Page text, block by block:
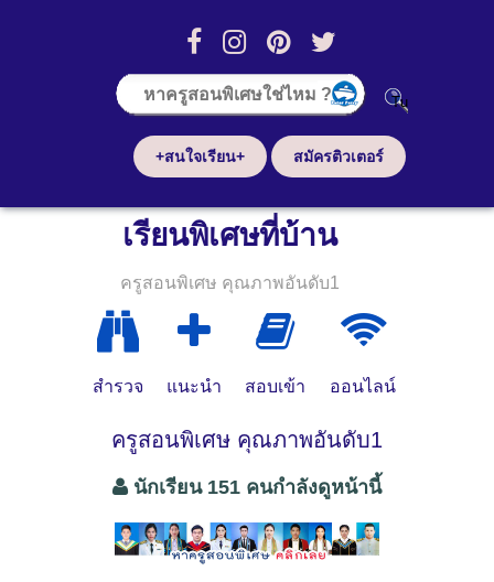
+สนใจเรียน+ สมัครติวเตอร์
เรียนพิเศษที่บ้าน
ครูสอนพิเศษ คุณภาพอันดับ1
สำรวจ แนะนำ สอบเข้า ออนไลน์
ครูสอนพิเศษ คุณภาพอันดับ1
นักเรียน 151 คนกำลังดูหน้านี้